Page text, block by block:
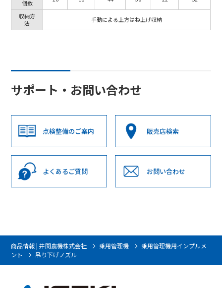
個数
収納方
法
手動による上方はね上げ収納
サポート・お問い合わせ
点検整備のご案内 販売店検索
よくあるご質問 お問い合わせ
商品情報 | 井関農機株式会社 乗用管理機
乗用管理機用インプルメ
ント
吊り下げノズル